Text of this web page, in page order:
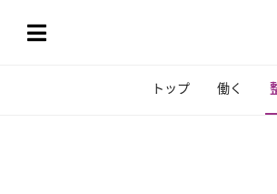
トップ 働く